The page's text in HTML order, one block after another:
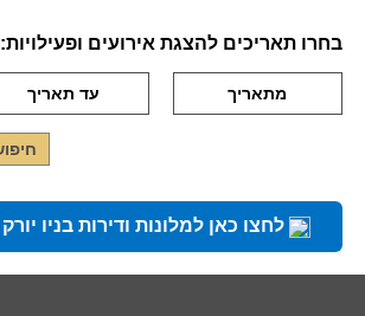
בחרו תאריכים להצגת אירועים ופעילויות:
לחצו כאן למלונות ודירות בניו יורק